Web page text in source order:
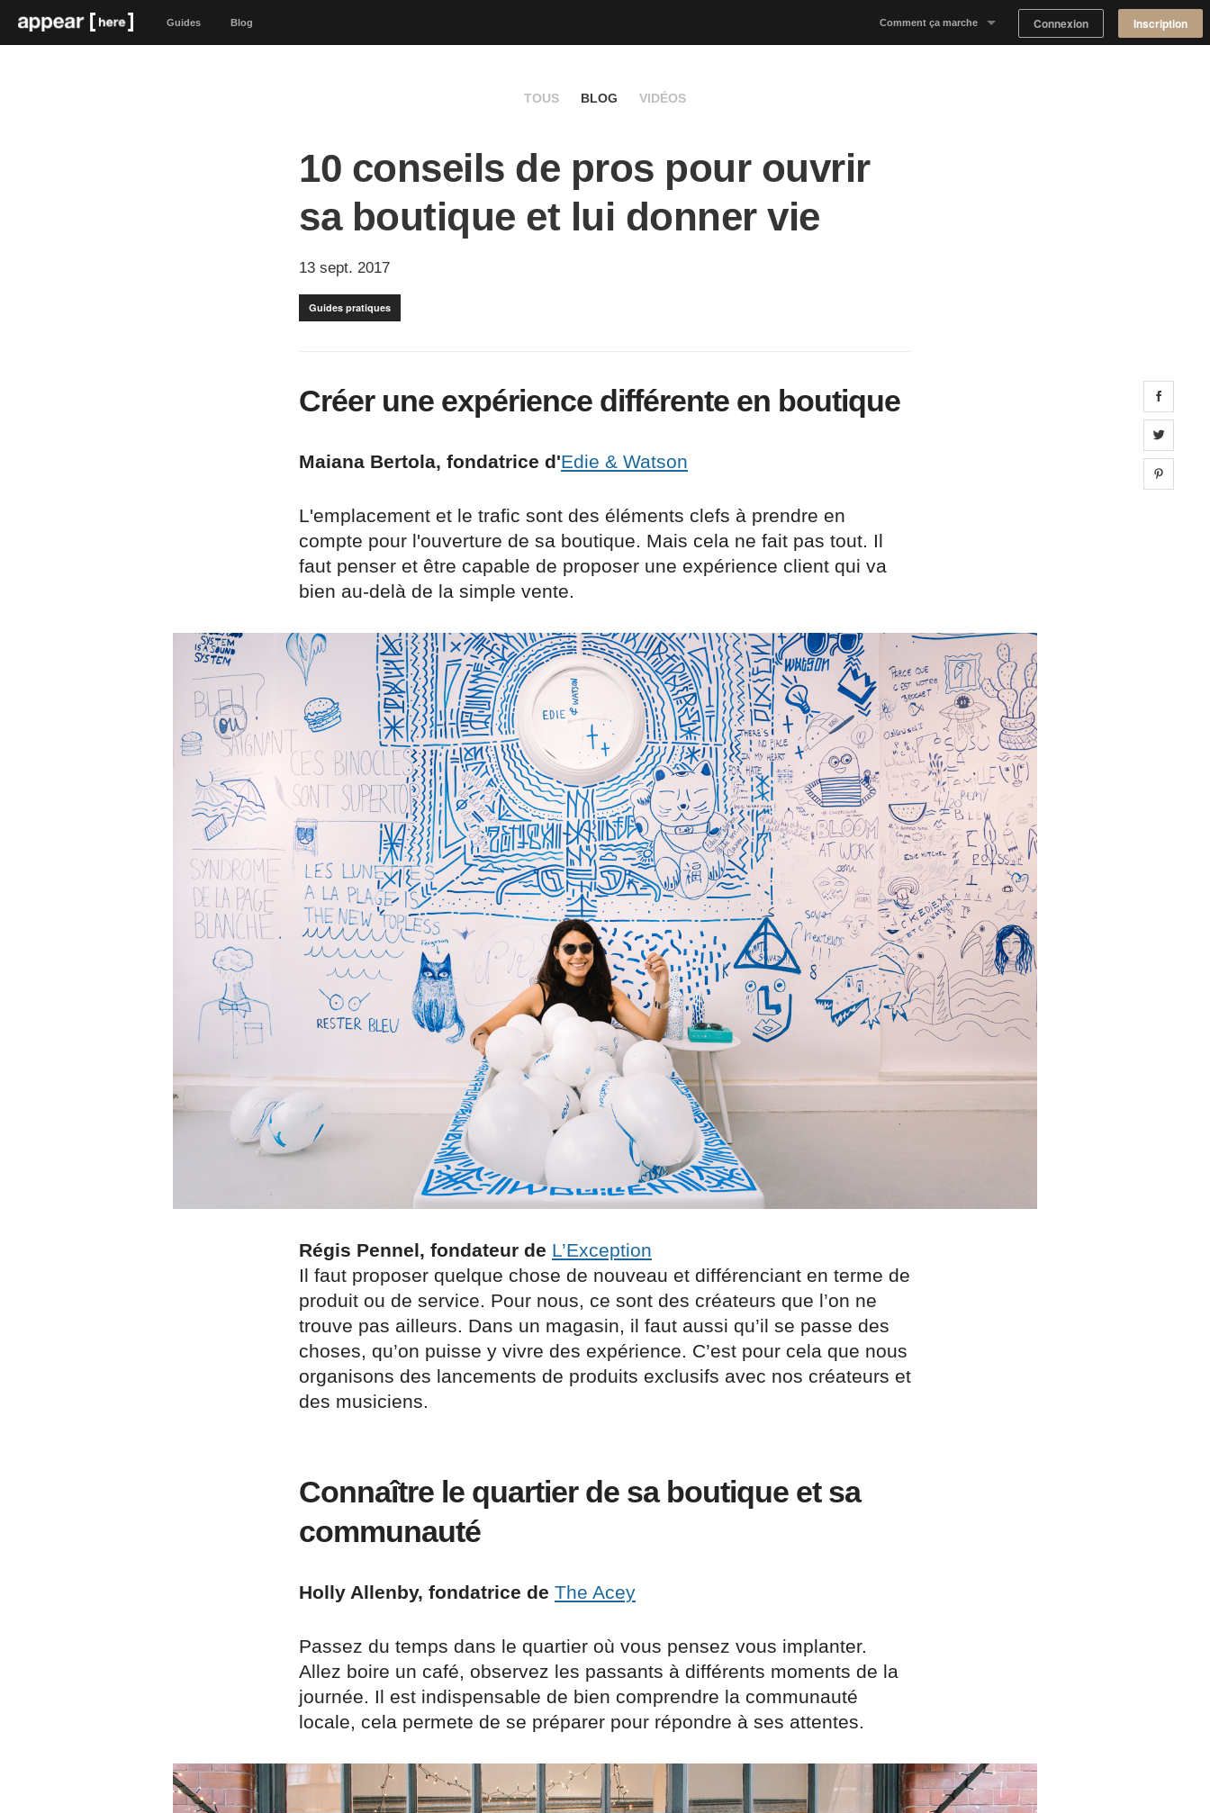
Guides Blog Comment ça marche Connexion Inscription
TOUS BLOG VIDÉOS
10 conseils de pros pour ouvrir
sa boutique et lui donner vie
13 sept. 2017
Guides pratiques
Créer une expérience différente en boutique
Maiana Bertola, fondatrice d'Edie & Watson
L'emplacement et le trafic sont des éléments clefs à prendre en
compte pour l'ouverture de sa boutique. Mais cela ne fait pas tout. Il
faut penser et être capable de proposer une expérience client qui va
bien au-delà de la simple vente.
Régis Pennel, fondateur de L’Exception
Il faut proposer quelque chose de nouveau et différenciant en terme de
produit ou de service. Pour nous, ce sont des créateurs que l’on ne
trouve pas ailleurs. Dans un magasin, il faut aussi qu’il se passe des
choses, qu’on puisse y vivre des expérience. C’est pour cela que nous
organisons des lancements de produits exclusifs avec nos créateurs et
des musiciens.
Connaître le quartier de sa boutique et sa
communauté
Holly Allenby, fondatrice de The Acey
Passez du temps dans le quartier où vous pensez vous implanter.
Allez boire un café, observez les passants à différents moments de la
journée. Il est indispensable de bien comprendre la communauté
locale, cela permete de se préparer pour répondre à ses attentes.